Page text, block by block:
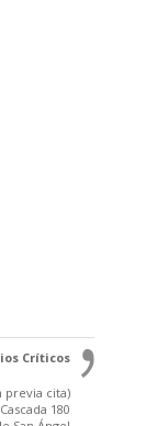
Críticos
previa cita)
Cascada 180